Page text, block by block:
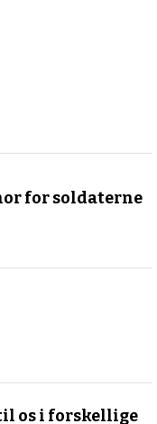
for soldaterne
os i forskellige